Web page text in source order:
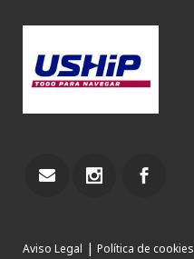
Aviso Legal | Política de cookies